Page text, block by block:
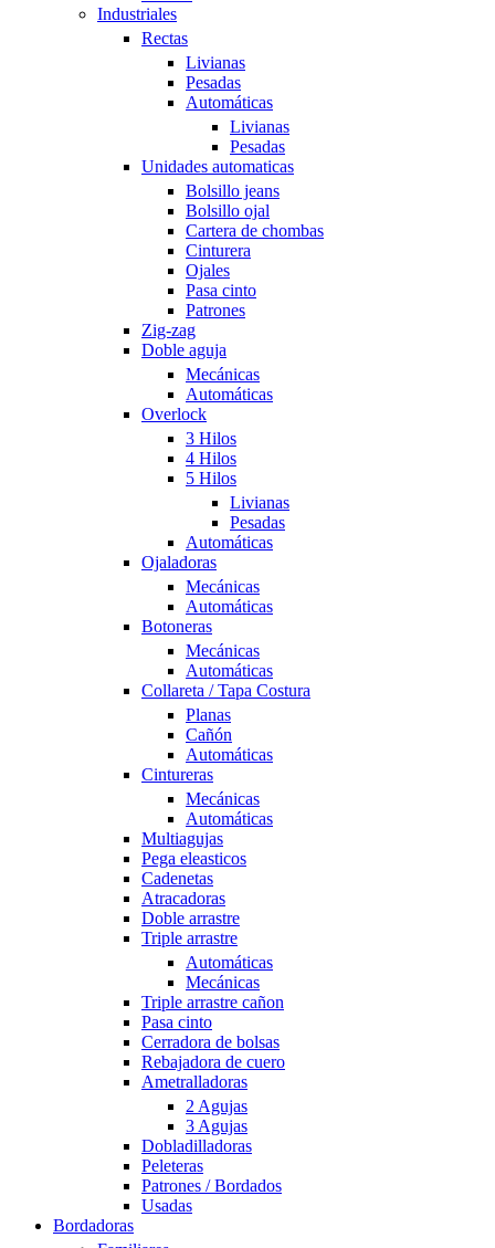
Industriales
Rectas
Livianas
Pesadas
Automáticas
Livianas
Pesadas
Unidades automaticas
Bolsillo jeans
Bolsillo ojal
Cartera de chombas
Cinturera
Ojales
Pasa cinto
Patrones
Zig-zag
Doble aguja
Mecánicas
Automáticas
Overlock
3 Hilos
4 Hilos
5 Hilos
Livianas
Pesadas
Automáticas
Ojaladoras
Mecánicas
Automáticas
Botoneras
Mecánicas
Automáticas
Collareta / Tapa Costura
Planas
Cañón
Automáticas
Cintureras
Mecánicas
Automáticas
Multiagujas
Pega eleasticos
Cadenetas
Atracadoras
Doble arrastre
Triple arrastre
Automáticas
Mecánicas
Triple arrastre cañon
Pasa cinto
Cerradora de bolsas
Rebajadora de cuero
Ametralladoras
2 Agujas
3 Agujas
Dobladilladoras
Peleteras
Patrones / Bordados
Usadas
Bordadoras